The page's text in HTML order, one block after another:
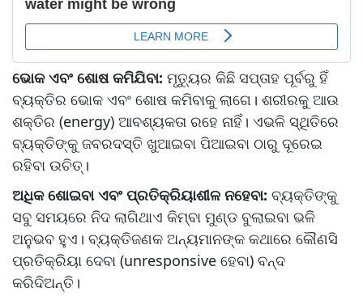
ଭୋକ ଏବଂ ଶୋଷ କମିଯିବା: ମୃତ୍ୟୁର କିଛି ସପ୍ତାହ ପୂର୍ବରୁ ହିଁ
ବ୍ୟକ୍ତିର ଭୋକ ଏବଂ ଶୋଷ କମିବାକୁ ଲାଗେ। ଶରୀରକୁ ଆଉ
ଶକ୍ତିର (energy) ଆବଶ୍ୟକତା ରହେ ନାହିଁ। ଏଭଳି ସ୍ଥିତିରେ
ବ୍ୟକ୍ତିଙ୍କୁ ଜବରଦସ୍ତି ଖୁଆଇବା ପିଆଇବା ଠାରୁ ଦୂରେଇ
ରହିବା ଉଚିତ୍‌।
ଅଧିକ ଶୋଇବା ଏବଂ ପ୍ରତିକ୍ରିୟାଶୀଳ ନହେବା: ବ୍ୟକ୍ତିଙ୍କୁ
ସବୁ ସମୟରେ ନିଦ ଲାଗିଥାଏ କିମ୍ବା ମୁଣ୍ଡ ବୁଲାଇବା ଭଳି
ଅନୁଭବ ହୁଏ। ବ୍ୟକ୍ତିଜଣକ ଅନ୍ୟମାନଙ୍କ କଥାରେ କୌଣସି
ପ୍ରତିକ୍ରିୟା ଦେବା (unresponsive ହେବା) ବନ୍ଦ
କରିଦିଅନ୍ତି।